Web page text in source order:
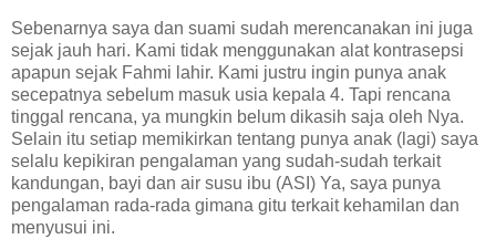
Sebenarnya saya dan suami sudah merencanakan ini juga
sejak jauh hari. Kami tidak menggunakan alat kontrasepsi
apapun sejak Fahmi lahir. Kami justru ingin punya anak
secepatnya sebelum masuk usia kepala 4. Tapi rencana
tinggal rencana, ya mungkin belum dikasih saja oleh Nya.
Selain itu setiap memikirkan tentang punya anak (lagi) saya
selalu kepikiran pengalaman yang sudah-sudah terkait
kandungan, bayi dan air susu ibu (ASI) Ya, saya punya
pengalaman rada-rada gimana gitu terkait kehamilan dan
menyusui ini.